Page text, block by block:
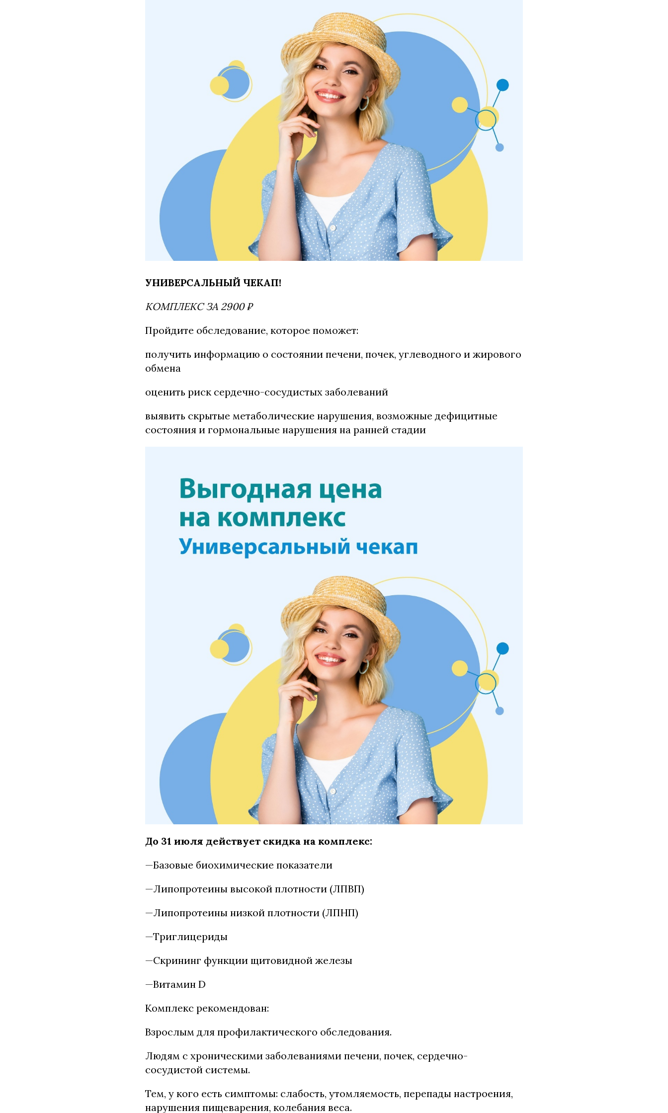
УНИВЕРСАЛЬНЫЙ ЧЕКАП!
КОМПЛЕКС ЗА 2900 ₽
Пройдите обследование, которое поможет:
получить информацию о состоянии печени, почек, углеводного и жирового
обмена
оценить риск сердечно-сосудистых заболеваний
выявить скрытые метаболические нарушения, возможные дефицитные
состояния и гормональные нарушения на ранней стадии
До 31 июля действует скидка на комплекс:
—Базовые биохимические показатели
—Липопротеины высокой плотности (ЛПВП)
—Липопротеины низкой плотности (ЛПНП)
—Триглицериды
—Скрининг функции щитовидной железы
—Витамин D
Комплекс рекомендован:
Взрослым для профилактического обследования.
Людям с хроническими заболеваниями печени, почек, сердечно-
сосудистой системы.
Тем, у кого есть симптомы: слабость, утомляемость, перепады настроения,
нарушения пищеварения, колебания веса.